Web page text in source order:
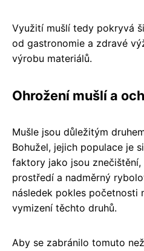
Využití mušlí tedy pokryvá
od gastronomie a zdravé
výrobu materiálů.
Ohrožení mušlí a
Mušle jsou důležitým
Bohužel, jejich populace je
faktory jako jsou
prostředí a nadměrný
následek pokles početnosti
vymizení těchto druhů.
Aby se zabránilo tomuto